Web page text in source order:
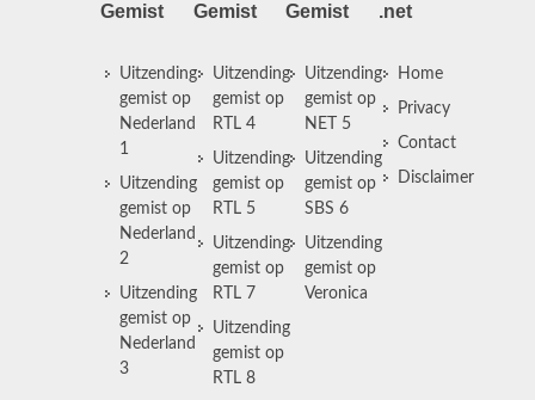
Gemist
Uitzending
gemist op
Nederland
1
Uitzending
gemist op
Nederland
2
Uitzending
gemist op
Nederland
3
Gemist
Uitzending
gemist op
RTL 4
Uitzending
gemist op
RTL 5
Uitzending
gemist op
RTL 7
Uitzending
gemist op
RTL 8
Gemist
Uitzending
gemist op
NET 5
Uitzending
gemist op
SBS 6
Uitzending
gemist op
Veronica
.net
Home
Privacy
Contact
Disclaimer